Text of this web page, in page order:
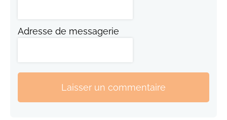
Adresse de messagerie
Laisser un commentaire